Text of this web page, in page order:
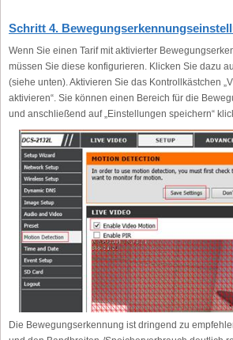
Schritt 4.
Wenn Sie einen Tarif mit aktivierter
müssen Sie diese konfigurieren. Klicken Sie dazu
(siehe unten). Aktivieren Sie das Kontrollkästchen
aktivieren“. Sie können einen Bereich für die
und anschließend auf „Einstellungen speichern“
Die Bewegungserkennung ist dringend zu